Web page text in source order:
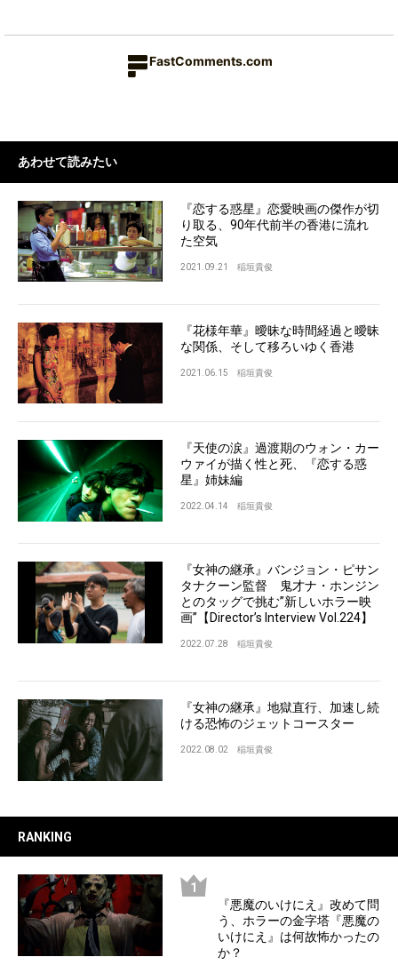
FastComments.com
あわせて読みたい
『恋する惑星』恋愛映画の傑作が切
り取る、90年代前半の香港に流れ
た空気
2021.09.21 稲垣貴俊
『花様年華』曖昧な時間経過と曖昧
な関係、そして移ろいゆく香港
2021.06.15 稲垣貴俊
『天使の涙』過渡期のウォン・カー
ウァイが描く性と死、『恋する惑
星』姉妹編
2022.04.14 稲垣貴俊
『女神の継承』バンジョン・ピサン
タナクーン監督 鬼才ナ・ホンジン
とのタッグで挑む”新しいホラー映
画”【Director’s Interview Vol.224】
2022.07.28 稲垣貴俊
『女神の継承』地獄直行、加速し続
ける恐怖のジェットコースター
2022.08.02 稲垣貴俊
RANKING
『悪魔のいけにえ』改めて問
う、ホラーの金字塔『悪魔の
いけにえ』は何故怖かったの
か？